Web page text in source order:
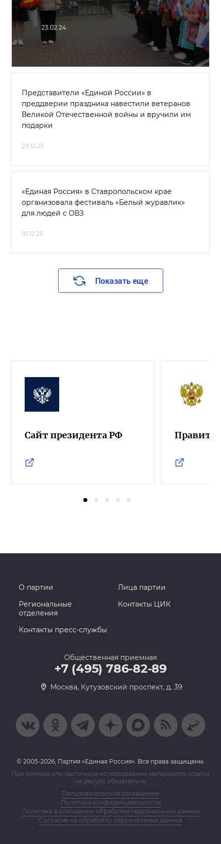
23.02.24
Представители «Единой России» в
преддверии праздника навестили ветеранов
Великой Отечественной войны и вручили им
подарки
29.12.23
«Единая Россия» в Ставропольском крае
организовала фестиваль «Белый журавлик»
для людей с ОВЗ
01.12.23
Показать еще
Сайт президента РФ
О партии
Лица партии
Региональные
отделения
Контакты ЦИК
Контакты пресс-службы
Общественная приемная
+7 (495) 786-82-89
Москва, Кутузовский проспект, д. 39
© 2005-2026, Партия «Единая Россия». Все права защищены.
При полном или частичном использовании материалов ссылка
на ресурс обязательна
Пользовательское соглашение
Политика конфиденциальности
Политика в отношении обработки персональных данных
Согласие на обработку персональных данных